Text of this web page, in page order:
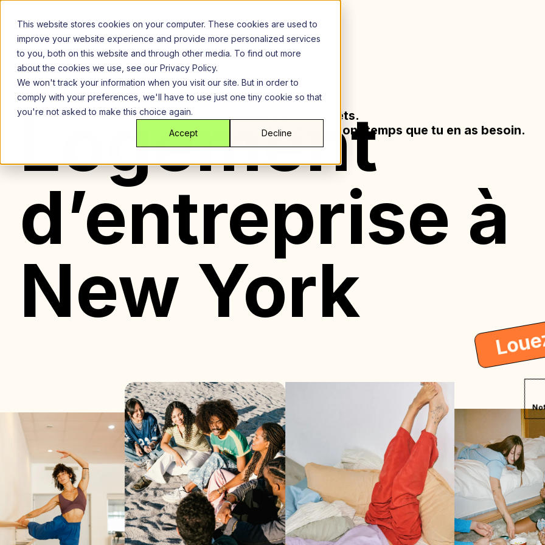
This website stores cookies on your computer. These cookies are used to
improve your website experience and provide more personalized services
to you, both on this website and through other media. To find out more
about the cookies we use, see our Privacy Policy.
We won't track your information when you visit our site. But in order to
comply with your preferences, we'll have to use just one tiny cookie so that
you're not asked to make this choice again.
Accept Decline
Aller
contenu
Logement
d’entreprise à
New York
Avancez prêts.
Reste aussi longtemps que tu en as besoin.